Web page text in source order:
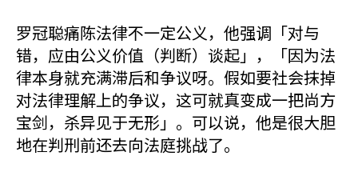
罗冠聪痛陈法律不一定公义，他强调「对与
错，应由公义价值（判断）谈起」，「因为法
律本身就充满滞后和争议呀。假如要社会抹掉
对法律理解上的争议，这可就真变成一把尚方
宝剑，杀异见于无形」。可以说，他是很大胆
地在判刑前还去向法庭挑战了。